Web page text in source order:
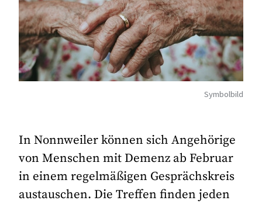
Symbolbild
In Nonnweiler können sich Angehörige
von Menschen mit Demenz ab Februar
in einem regelmäßigen Gesprächskreis
austauschen. Die Treffen finden jeden